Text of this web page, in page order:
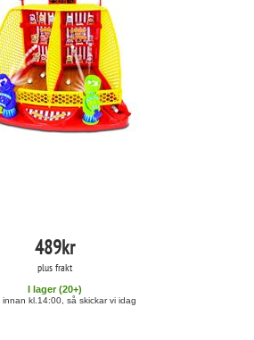
489kr
plus frakt
I lager (20+)
innan kl.14:00, så skickar vi idag